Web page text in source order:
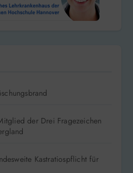
der Drei Fragezeichen
Kastratiospflicht für